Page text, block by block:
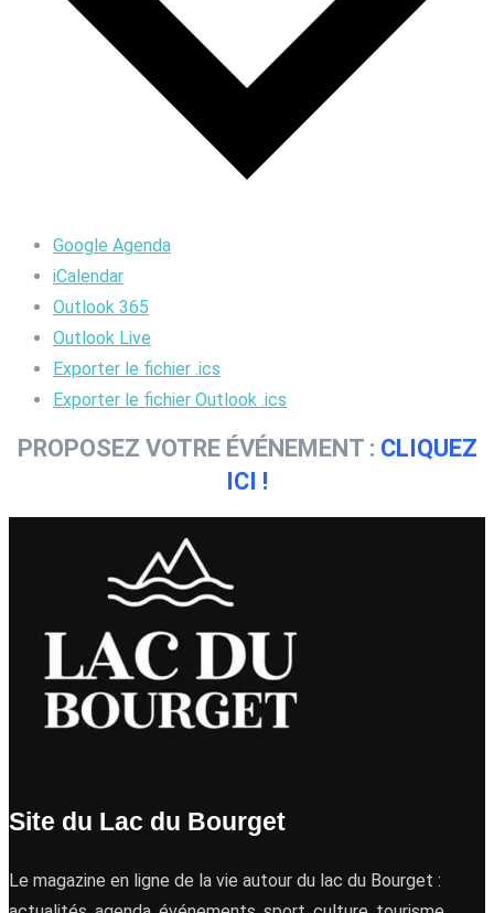
Google Agenda
iCalendar
Outlook 365
Outlook Live
Exporter le fichier .ics
Exporter le fichier Outlook .ics
PROPOSEZ VOTRE ÉVÉNEMENT : CLIQUEZ
ICI !
Site du Lac du Bourget
Le magazine en ligne de la vie autour du lac du Bourget :